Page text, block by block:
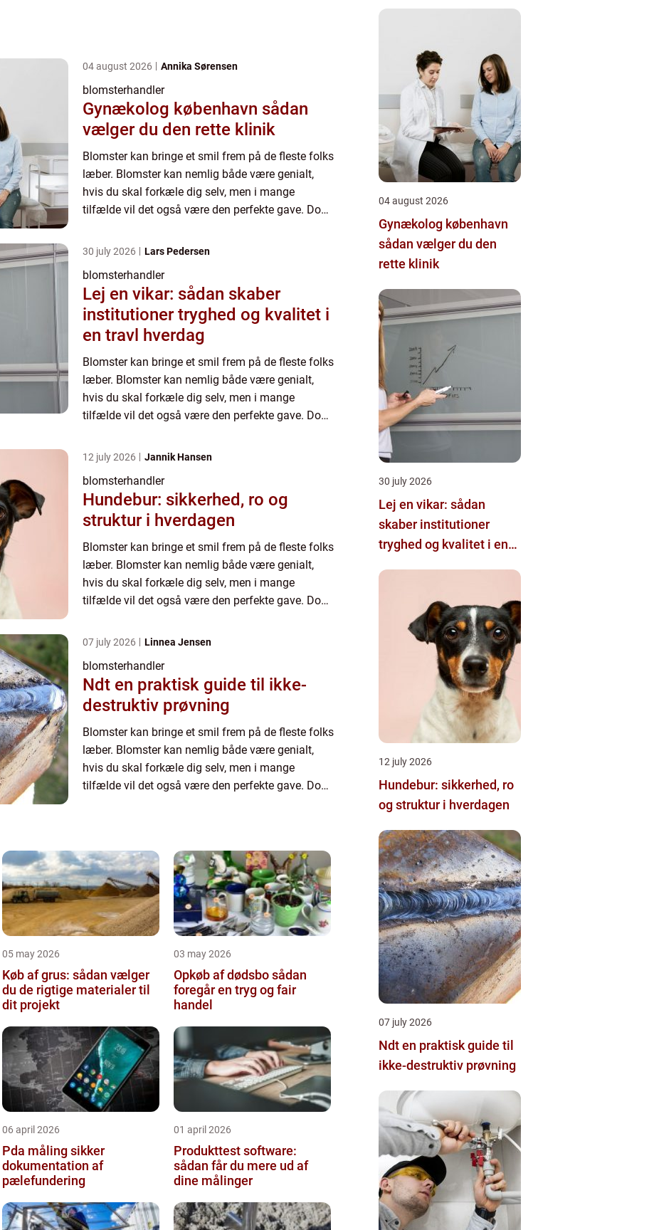
04 august 2026 Annika Sørensen
blomsterhandler
Gynækolog københavn sådan
vælger du den rette klinik
Blomster kan bringe et smil frem på de fleste folks
læber. Blomster kan nemlig både være genialt,
hvis du skal forkæle dig selv, men i mange
tilfælde vil det også være den perfekte gave. Dog
fingrene i....
30 july 2026 Lars Pedersen
blomsterhandler
Lej en vikar: sådan skaber
institutioner tryghed og kvalitet i
en travl hverdag
Blomster kan bringe et smil frem på de fleste folks
læber. Blomster kan nemlig både være genialt,
hvis du skal forkæle dig selv, men i mange
tilfælde vil det også være den perfekte gave. Dog
fingrene i....
12 july 2026 Jannik Hansen
blomsterhandler
Hundebur: sikkerhed, ro og
struktur i hverdagen
Blomster kan bringe et smil frem på de fleste folks
læber. Blomster kan nemlig både være genialt,
hvis du skal forkæle dig selv, men i mange
tilfælde vil det også være den perfekte gave. Dog
fingrene i....
07 july 2026 Linnea Jensen
blomsterhandler
Ndt en praktisk guide til ikke-
destruktiv prøvning
Blomster kan bringe et smil frem på de fleste folks
læber. Blomster kan nemlig både være genialt,
hvis du skal forkæle dig selv, men i mange
tilfælde vil det også være den perfekte gave. Dog
05 may 2026
Køb af grus: sådan vælger
du de rigtige materialer til
dit projekt
03 may 2026
Opkøb af dødsbo sådan
foregår en tryg og fair
handel
06 april 2026
Pda måling sikker
dokumentation af
pælefundering
01 april 2026
Produkttest software:
sådan får du mere ud af
dine målinger
04 august 2026
Gynækolog københavn
sådan vælger du den
rette klinik
30 july 2026
Lej en vikar: sådan
skaber institutioner
tryghed og kvalitet i en
12 july 2026
Hundebur: sikkerhed, ro
og struktur i hverdagen
07 july 2026
Ndt en praktisk guide til
ikke-destruktiv prøvning